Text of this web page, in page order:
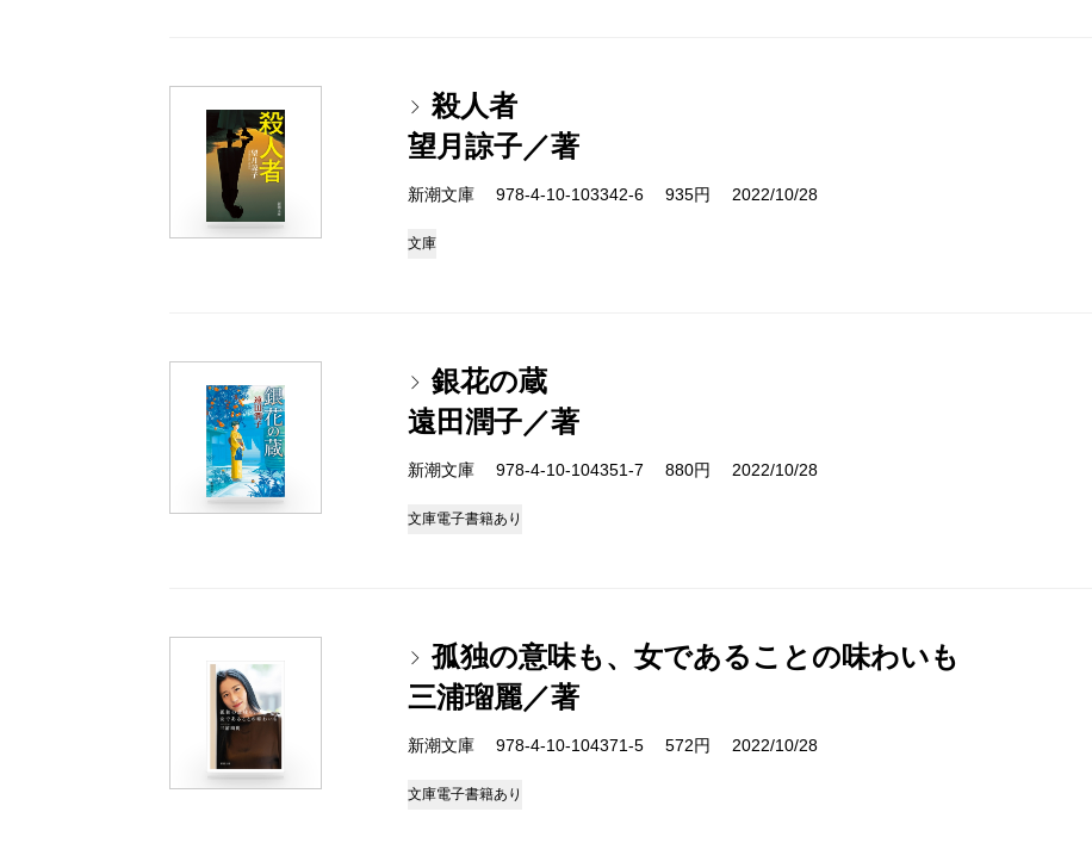
殺人者
望月諒子／著
新潮文庫 978-4-10-103342-6 935円 2022/10/28
文庫
銀花の蔵
遠田潤子／著
新潮文庫 978-4-10-104351-7 880円 2022/10/28
文庫電子書籍あり
孤独の意味も、女であることの味わいも
三浦瑠麗／著
新潮文庫 978-4-10-104371-5 572円 2022/10/28
文庫電子書籍あり